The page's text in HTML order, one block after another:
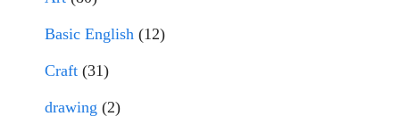
Basic English (12)
Craft (31)
drawing (2)